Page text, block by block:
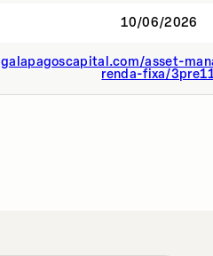
10/06/2026
galapagoscapital.com/asset-
renda-fixa/